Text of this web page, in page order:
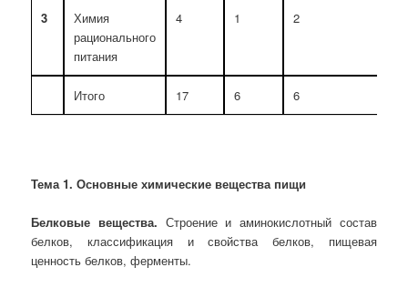
3
Химия
рационального
питания
4 1 2
Итого 17 6 6
Тема 1. Основные химические вещества пищи
Белковые вещества. Строение и аминокислотный состав
белков, классификация и свойства белков, пищевая
ценность белков, ферменты.